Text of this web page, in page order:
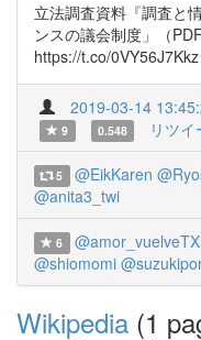
立法調査資料『調査と
ンスの議会制度」（
https://t.co/0VY56J7Kkz
2019-03-14
9
0.548 リツ
5 @EikKaren
@anita3_twi
6 @amor_vuelveTX
@shiomomi
Wikipedia (1